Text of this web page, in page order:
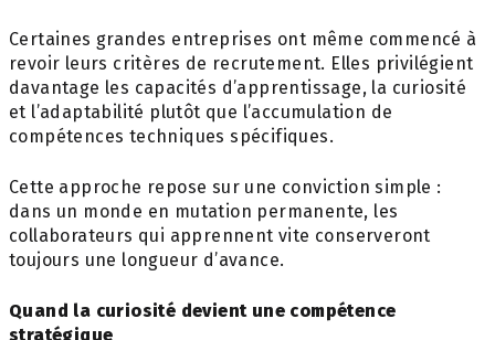
Certaines grandes entreprises ont même commencé à
revoir leurs critères de recrutement. Elles privilégient
davantage les capacités d’apprentissage, la curiosité
et l’adaptabilité plutôt que l’accumulation de
compétences techniques spécifiques.
Cette approche repose sur une conviction simple :
dans un monde en mutation permanente, les
collaborateurs qui apprennent vite conserveront
toujours une longueur d’avance.
Quand la curiosité devient une compétence
stratégique